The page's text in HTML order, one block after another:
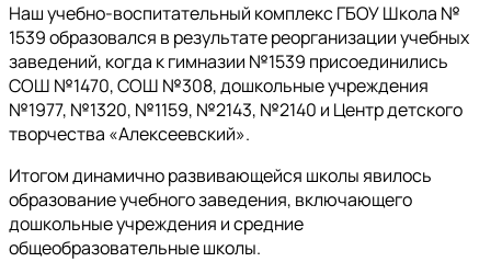
Наш учебно-воспитательный комплекс ГБОУ Школа №
1539 образовался в результате реорганизации учебных
заведений, когда к гимназии №1539 присоединились
СОШ №1470, СОШ №308, дошкольные учреждения
№1977, №1320, №1159, №2143, №2140 и Центр детского
творчества «Алексеевский».
Итогом динамично развивающейся школы явилось
образование учебного заведения, включающего
дошкольные учреждения и средние
общеобразовательные школы.